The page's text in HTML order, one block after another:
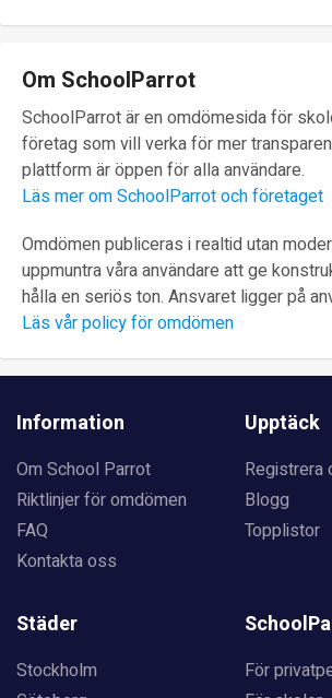
Om SchoolParrot
SchoolParrot är en omdömesida för
företag som vill verka för mer
plattform är öppen för alla användare.
Läs mer om SchoolParrot och företaget
Omdömen publiceras i realtid utan
uppmuntra våra användare att ge
hålla en seriös ton. Ansvaret ligger på
Läs vår policy för omdömen
Information
Om School Parrot
Riktlinjer för omdömen
FAQ
Kontakta oss
Upptäck
Registrera
Blogg
Topplistor
Städer
Stockholm
För